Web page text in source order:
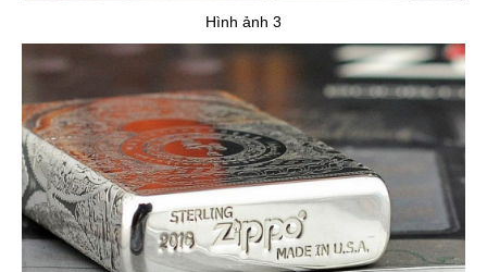
Hình ảnh 3